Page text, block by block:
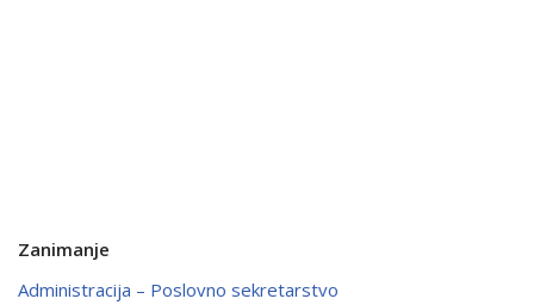
Zanimanje
Administracija – Poslovno sekretarstvo